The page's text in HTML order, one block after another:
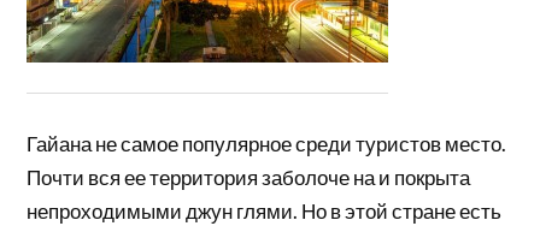
Гайана не самое популярное среди туристов место.
Почти вся ее территория заболоче на и покрыта
непроходимыми джун глями. Но в этой стране есть